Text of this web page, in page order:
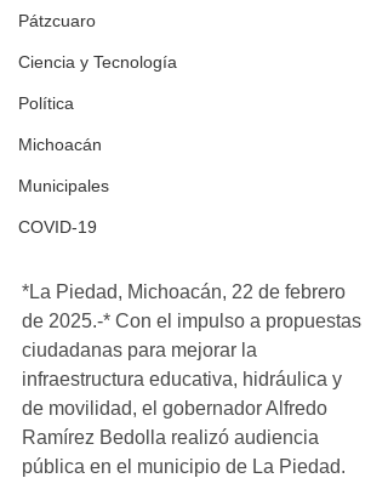
Pátzcuaro
Ciencia y Tecnología
Política
Michoacán
Municipales
COVID-19
*La Piedad, Michoacán, 22 de febrero
de 2025.-* Con el impulso a propuestas
ciudadanas para mejorar la
infraestructura educativa, hidráulica y
de movilidad, el gobernador Alfredo
Ramírez Bedolla realizó audiencia
pública en el municipio de La Piedad.